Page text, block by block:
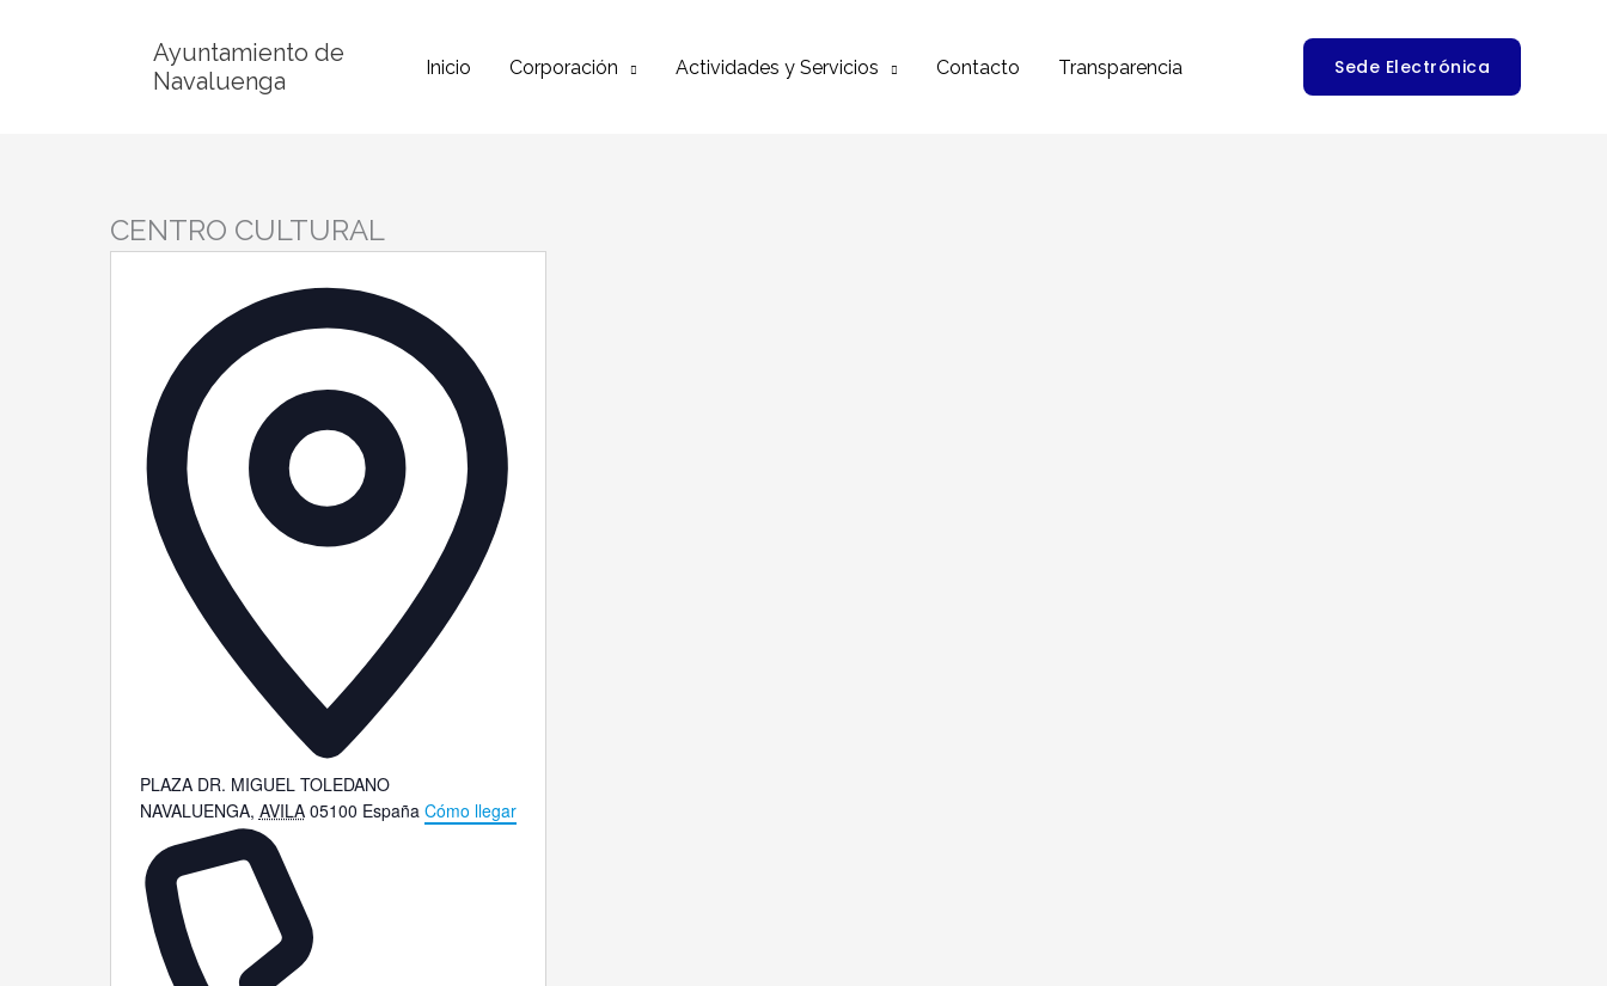
Ayuntamiento de
Navaluenga
Inicio Corporación Actividades y Servicios Contacto Transparencia Sede Electrónica
CENTRO CULTURAL
PLAZA DR. MIGUEL TOLEDANO
NAVALUENGA, AVILA 05100 España Cómo llegar